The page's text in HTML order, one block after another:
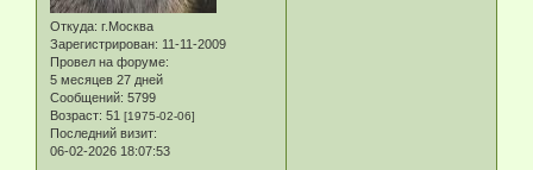
Откуда: г.Москва
Зарегистрирован: 11-11-2009
Провел на форуме:
5 месяцев 27 дней
Сообщений: 5799
Возраст: 51 [1975-02-06]
Последний визит:
06-02-2026 18:07:53